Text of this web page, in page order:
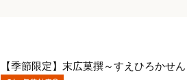
【季節限定】 末広菓撰～すえひろかせ